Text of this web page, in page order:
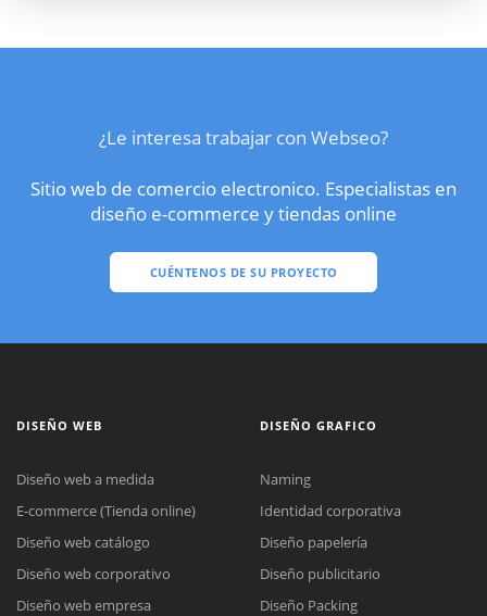
¿Le interesa trabajar con Webseo?
Sitio web de comercio electronico. Especialistas en
diseño e-commerce y tiendas online
CUÉNTENOS DE SU PROYECTO
DISEÑO WEB
Diseño web a medida
E-commerce (Tienda online)
Diseño web catálogo
Diseño web corporativo
Diseño web empresa
DISEÑO GRAFICO
Naming
Identidad corporativa
Diseño papelería
Diseño publicitario
Diseño Packing